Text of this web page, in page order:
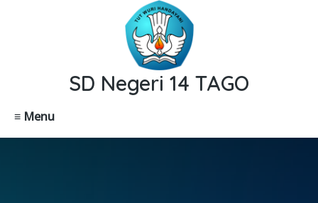
SD Negeri 14 TAGO
≡ Menu